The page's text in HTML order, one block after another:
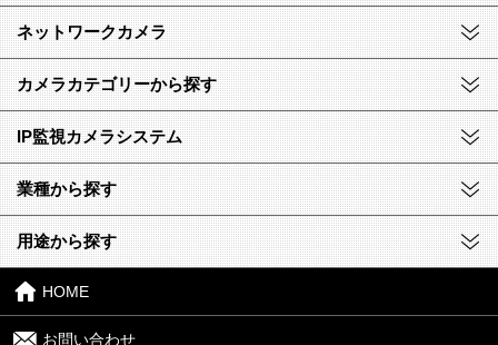
ネットワークカメラ
カメラカテゴリーから探す
IP監視カメラシステム
業種から探す
用途から探す
HOME
お問い合わせ